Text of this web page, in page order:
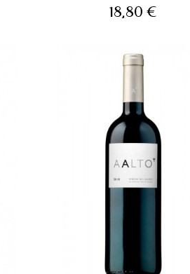
Precio
18,80 €